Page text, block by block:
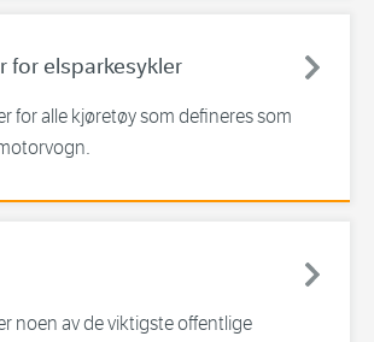
for elsparkesykler
for alle kjøretøy som defineres som
noen av de viktigste offentlige